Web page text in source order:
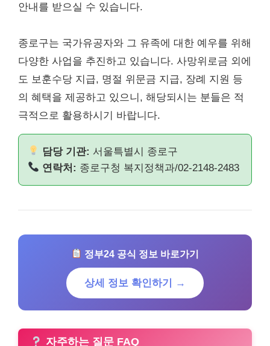
안내를 받으실 수 있습니다.
종로구는 국가유공자와 그 유족에 대한 예우를 위해
다양한 사업을 추진하고 있습니다. 사망위로금 외에
도 보훈수당 지급, 명절 위문금 지급, 장례 지원 등
의 혜택을 제공하고 있으니, 해당되시는 분들은 적
극적으로 활용하시기 바랍니다.
담당 기관: 서울특별시 종로구
연락처: 종로구청 복지정책과/02-2148-2483
정부24 공식 정보 바로가기
상세 정보 확인하기 →
자주하는 질문 FAQ